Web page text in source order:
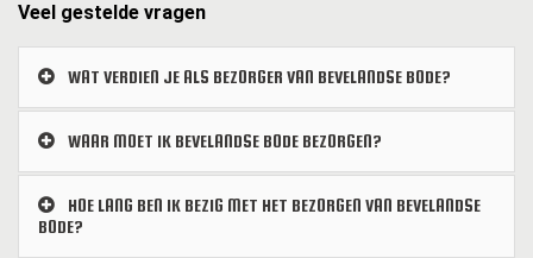
Veel gestelde vragen
WAT VERDIEN JE ALS BEZORGER VAN BEVELANDSE BODE?
WAAR MOET IK BEVELANDSE BODE BEZORGEN?
HOE LANG BEN IK BEZIG MET HET BEZORGEN VAN BEVELANDSE
BODE?